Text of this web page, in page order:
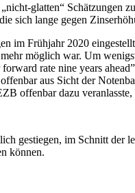
glatten“ Schätzungen
sich lange gegen
im Frühjahr 2020
möglich war. Um
rate nine years
aus Sicht der
offenbar dazu
gestiegen, im Schnitt
können.